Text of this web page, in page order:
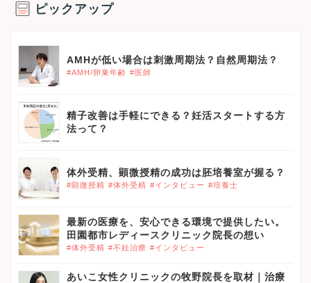
ピックアップ
AMHが低い場合は刺激周期法？自然周期法？
#AMH/卵巣年齢 #医師
精子改善は手軽にできる？妊活スタートする方
法って？
体外受精、顕微授精の成功は胚培養室が握る？
#顕微授精 #体外受精 #インタビュー #培養士
最新の医療を、安心できる環境で提供したい。
田園都市レディースクリニック院長の想い
#体外受精 #不妊治療 #インタビュー
あいこ女性クリニックの牧野院長を取材｜治療